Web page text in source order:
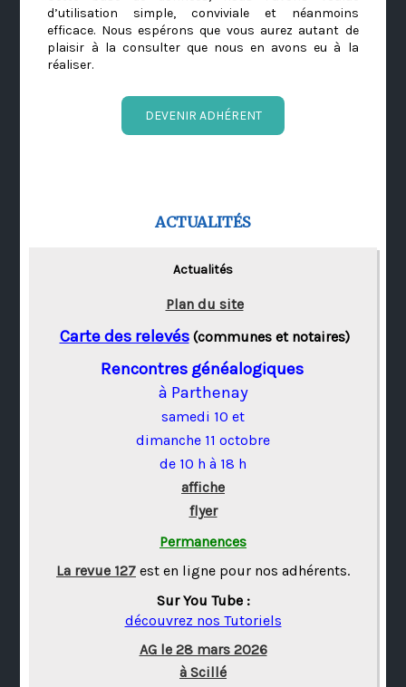
d’utilisation simple, conviviale et néanmoins
efficace. Nous espérons que vous aurez autant de
plaisir à la consulter que nous en avons eu à la
réaliser.
DEVENIR ADHÉRENT
ACTUALITÉS
Actualités
Plan du site
Carte des relevés(communes et notaires)
Rencontres généalogiques
à Parthenay
samedi 10 et
dimanche 11 octobre
de 10 h à 18 h
affiche
flyer
Permanences
La revue 127 est en ligne pour nos adhérents.
Sur You Tube :
découvrez nos Tutoriels
AG le 28 mars 2026
à Scillé